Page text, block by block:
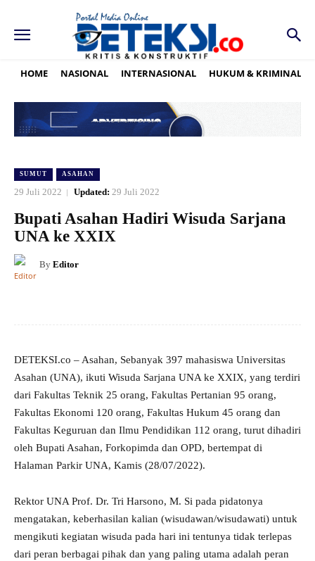
HOME NASIONAL INTERNASIONAL HUKUM & KRIMINAL
SUMUT ASAHAN
29 Juli 2022 Updated: 29 Juli 2022
Bupati Asahan Hadiri Wisuda Sarjana
UNA ke XXIX
By Editor
DETEKSI.co – Asahan, Sebanyak 397 mahasiswa Universitas
Asahan (UNA), ikuti Wisuda Sarjana UNA ke XXIX, yang terdiri
dari Fakultas Teknik 25 orang, Fakultas Pertanian 95 orang,
Fakultas Ekonomi 120 orang, Fakultas Hukum 45 orang dan
Fakultas Keguruan dan Ilmu Pendidikan 112 orang, turut dihadiri
oleh Bupati Asahan, Forkopimda dan OPD, bertempat di
Halaman Parkir UNA, Kamis (28/07/2022).
Rektor UNA Prof. Dr. Tri Harsono, M. Si pada pidatonya
mengatakan, keberhasilan kalian (wisudawan/wisudawati) untuk
mengikuti kegiatan wisuda pada hari ini tentunya tidak terlepas
dari peran berbagai pihak dan yang paling utama adalah peran